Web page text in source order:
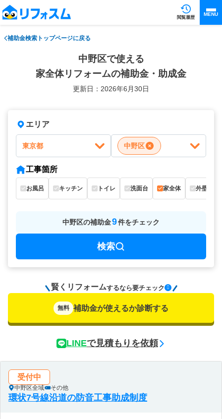
閲覧履歴
MENU
補助金検索トップページに戻る
中野区で使える
家全体リフォームの補助金・助成金
更新日：2026年6月30日
エリア
東京都 中野区
工事箇所
お風呂 キッチン トイレ 洗面台 家全体 外壁
中野区の補助金9件をチェック
検索
賢くリフォームするなら要チェック
無料 補助金が使えるか診断する
LINEで見積もりを依頼
受付中
中野区全域 その他
環状7号線沿道の防音工事助成制度